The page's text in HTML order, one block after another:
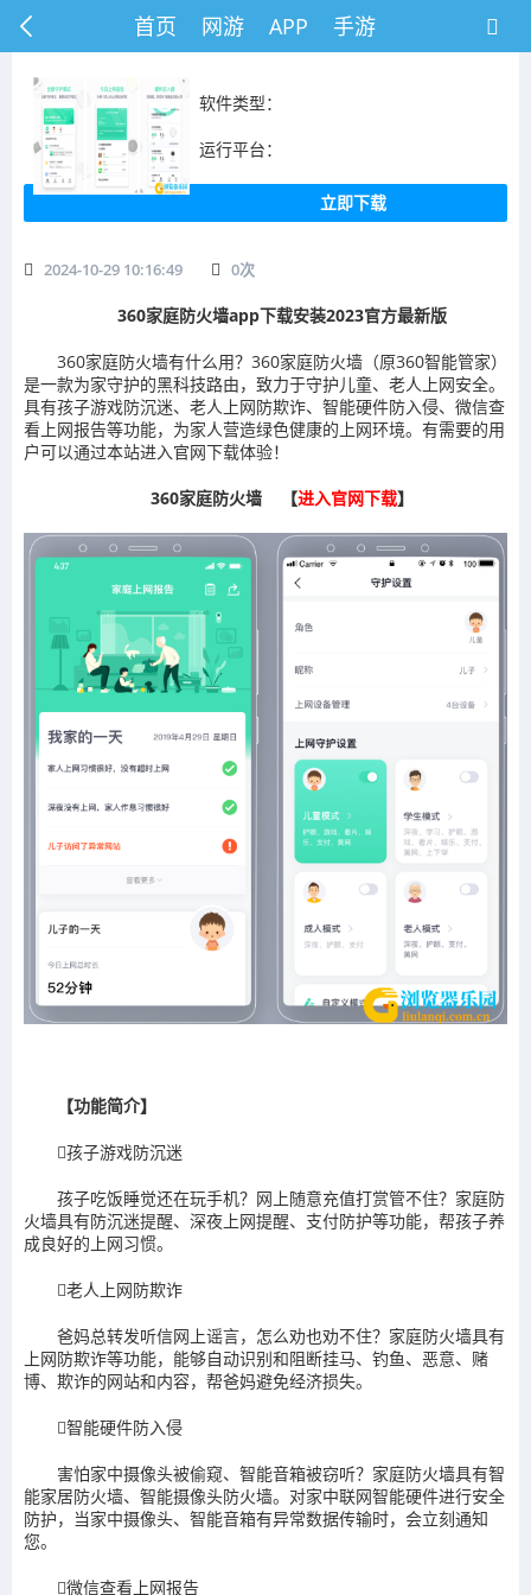
首页 网游 APP 手游
软件类型：
运行平台：
立即下载
2024-10-29 10:16:49 0次
360家庭防火墙app下载安装2023官方最新版
360家庭防火墙有什么用？360家庭防火墙（原360智能管家）
是一款为家守护的黑科技路由，致力于守护儿童、老人上网安全。
具有孩子游戏防沉迷、老人上网防欺诈、智能硬件防入侵、微信查
看上网报告等功能，为家人营造绿色健康的上网环境。有需要的用
户可以通过本站进入官网下载体验！
360家庭防火墙 【进入官网下载】
【功能简介】
孩子游戏防沉迷
孩子吃饭睡觉还在玩手机？网上随意充值打赏管不住？家庭防
火墙具有防沉迷提醒、深夜上网提醒、支付防护等功能，帮孩子养
成良好的上网习惯。
老人上网防欺诈
爸妈总转发听信网上谣言，怎么劝也劝不住？家庭防火墙具有
上网防欺诈等功能，能够自动识别和阻断挂马、钓鱼、恶意、赌
博、欺诈的网站和内容，帮爸妈避免经济损失。
智能硬件防入侵
害怕家中摄像头被偷窥、智能音箱被窃听？家庭防火墙具有智
能家居防火墙、智能摄像头防火墙。对家中联网智能硬件进行安全
防护，当家中摄像头、智能音箱有异常数据传输时，会立刻通知
您。
微信查看上网报告